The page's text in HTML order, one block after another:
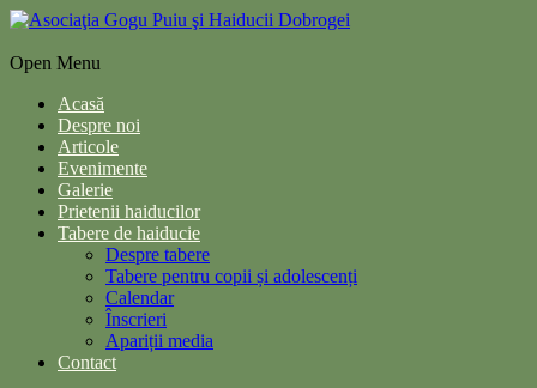
Open Menu
Acasă
Despre noi
Articole
Evenimente
Galerie
Prietenii haiducilor
Tabere de haiducie
Despre tabere
Tabere pentru copii și adolescenți
Calendar
Înscrieri
Apariții media
Contact